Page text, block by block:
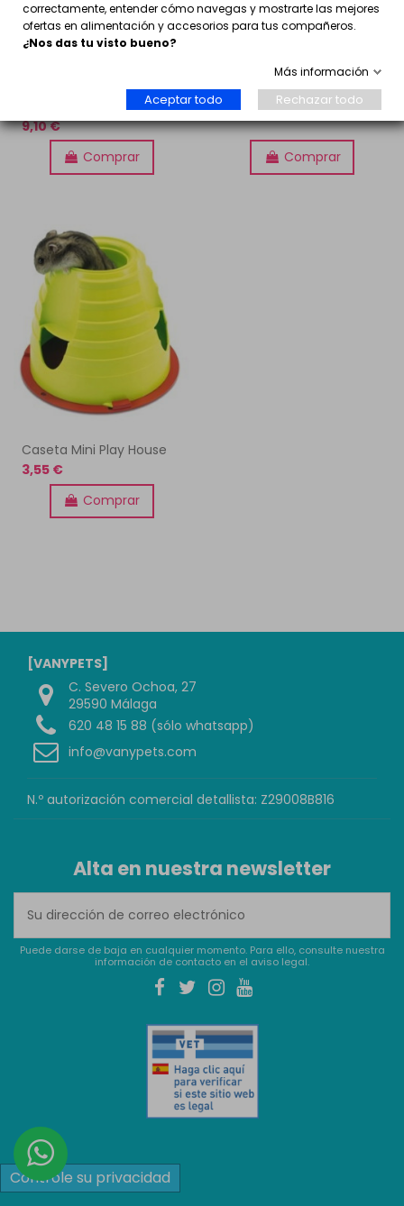
hurones, chinchillas o
9,10 €
Comprar
Rollito madera relleno de
zanahoria
6,45 €
Comprar
Caseta Mini Play House
3,55 €
Comprar
[VANYPETS]
C. Severo Ochoa, 27
29590 Málaga
620 48 15 88 (sólo whatsapp)
info@vanypets.com
N.º autorización comercial detallista: Z29008B816
Alta en nuestra newsletter
Puede darse de baja en cualquier momento. Para ello, consulte nuestra
información de contacto en el aviso legal.
Controle su privacidad
correctamente, entender cómo navegas y mostrarte las mejores
ofertas en alimentación y accesorios para tus compañeros.
¿Nos das tu visto bueno?
Más información
Aceptar todo Rechazar todo